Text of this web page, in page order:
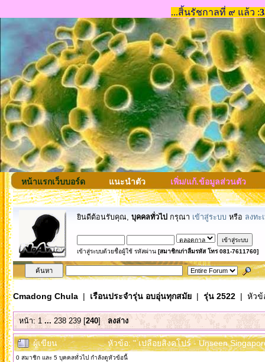
หน้าแรกเว็บบอร์ด แนะนำตัว เพิ่ม/แก้.ข้อมูลส่วนตัว
ยินดีต้อนรับคุณ, บุคคลทั่วไป กรุณา เข้าสู่ระบบ หรือ ลงทะ
เข้าสู่ระบบด้วยชื่อผู้ใช้ รหัสผ่าน [สมาชิกเก่าลืมรหัส โทร 081-7611760]
Cmadong Chula| เรือนประจำรุ่น อบอุ่นทุกสมัย| รุ่น 2522| หัวข้
หน้า:1 ... 238 239[240]ลงล่าง
ผู้เขียน หัวข้อ: " เปลือยสิงคโปร์ - Unseen
0 สมาชิก และ 5 บุคคลทั่วไป กำลังดูหัวข้อนี้